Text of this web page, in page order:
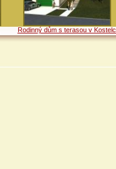
Rodinný dům s terasou v